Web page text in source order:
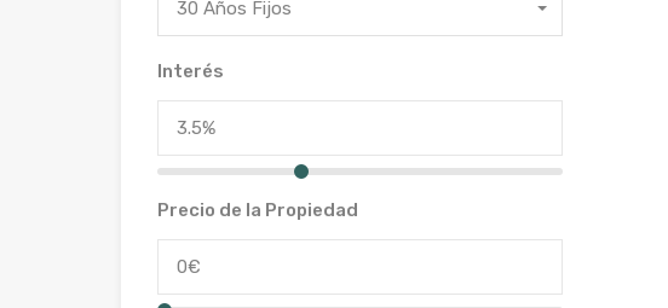
30 Años Fijos
Interés
Precio de la Propiedad